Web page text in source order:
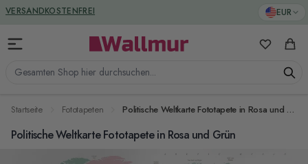
Zum Inhalt springen EUR
Gesamten Shop hier durchsuchen...
Meine
VERSANDKOSTENFREI
GREENGUARD ZERTIFIZIERT
Startseite Fototapeten Politische Weltkarte Fototapete in Rosa und Grün
Politische Weltkarte Fototapete in Rosa und Grün